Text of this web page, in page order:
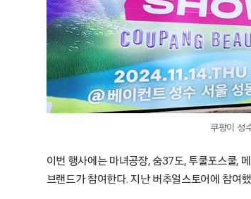
쿠팡이 성
이번 행사에는 마녀공장, 숨37도, 투쿨포스쿨,
브랜드가 참여한다. 지난 버추얼스토어에 참여